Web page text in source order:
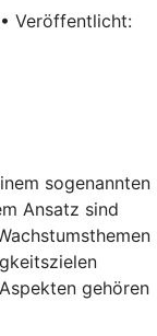
Veröffentlicht:
sogenannten
Ansatz sind
gehören